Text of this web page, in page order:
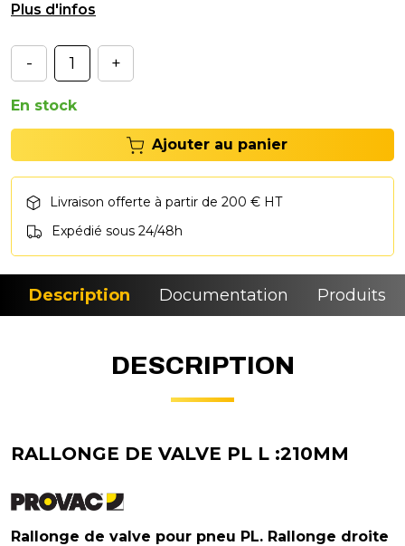
type R210.# - Longueur de la rallonge : 210 mm.
- +
En stock
Ajouter au panier
Livraison offerte à partir de 200 € HT
Expédié sous 24/48h
Description Documentation Produits
DESCRIPTION
RALLONGE DE VALVE PL L :210MM
Rallonge de valve pour pneu PL. Rallonge droite